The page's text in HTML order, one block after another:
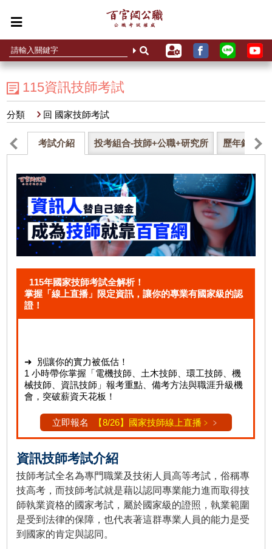
115資訊技師考試
分類 回 國家技師考試
考試介紹 投考組合-技師+公職+研究所 歷年錄取率
115年國家技師考試全解析！
掌握「線上直播」限定資訊，讓你的專業有國家級的認
證！
➜ 別讓你的實力被低估！
1 小時帶你掌握「電機技師、土木技師、環工技師、機
械技師、資訊技師」報考重點、備考方法與職涯升級機
會，突破薪資天花板！
立即報名 【8/26】國家技師線上直播﹥ ﹥
資訊技師考試介紹
技師考試全名為專門職業及技術人員高等考試，俗稱專
技高考，而技師考試就是藉以認同專業能力進而取得技
師執業資格的國家考試，屬於國家級的證照，執業範圍
是受到法律的保障，也代表著這群專業人員的能力是受
到國家的肯定與認同。